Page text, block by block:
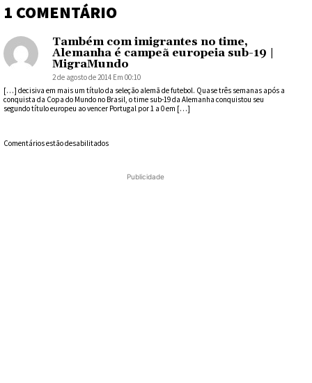
1 COMENTÁRIO
Também com imigrantes no time,
Alemanha é campeã europeia sub-19 |
MigraMundo
2 de agosto de 2014 Em 00:10
[…] decisiva em mais um título da seleção alemã de futebol. Quase três semanas após a
conquista da Copa do Mundo no Brasil, o time sub-19 da Alemanha conquistou seu
segundo título europeu ao vencer Portugal por 1 a 0 em […]
Comentários estão desabilitados
Publicidade